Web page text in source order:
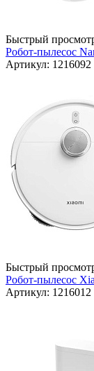
Быстрый
Робот-пылесос
Артикул: 1216092
Быстрый
Робот-пылесос
Артикул: 1216012